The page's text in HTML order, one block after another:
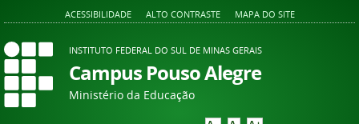
ACESSIBILIDADE ALTO CONTRASTE MAPA DO SITE
INSTITUTO FEDERAL DO SUL DE MINAS GERAIS
Campus Pouso Alegre
Ministério da Educação